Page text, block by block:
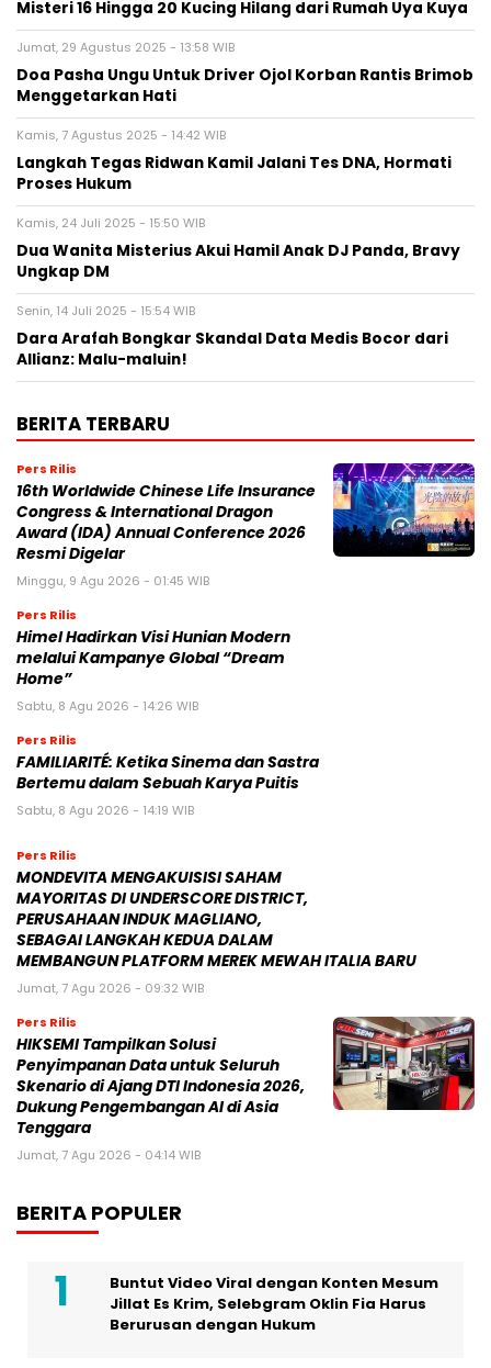
Langkah Tegas Ridwan Kamil Jalani Tes DNA, Hormati
Proses Hukum
Kamis, 24 Juli 2025 - 15:50 WIB
Dua Wanita Misterius Akui Hamil Anak DJ Panda, Bravy
Ungkap DM
Senin, 14 Juli 2025 - 15:54 WIB
Dara Arafah Bongkar Skandal Data Medis Bocor dari
Allianz: Malu-maluin!
BERITA TERBARU
Pers Rilis
16th Worldwide Chinese Life Insurance
Congress & International Dragon
Award (IDA) Annual Conference 2026
Minggu, 9 Agu 2026 - 01:45 WIB
Pers Rilis
Himel Hadirkan Visi Hunian Modern
melalui Kampanye Global “Dream
Home”
Sabtu, 8 Agu 2026 - 14:26 WIB
Pers Rilis
FAMILIARITÉ: Ketika Sinema dan Sastra
Bertemu dalam Sebuah Karya Puitis
Sabtu, 8 Agu 2026 - 14:19 WIB
Pers Rilis
MAYORITAS DI UNDERSCORE DISTRICT,
PERUSAHAAN INDUK MAGLIANO,
SEBAGAI LANGKAH KEDUA DALAM
MEMBANGUN PLATFORM MEREK MEWAH ITALIA BARU
Pers Rilis
HIKSEMI Tampilkan Solusi
Penyimpanan Data untuk Seluruh
Skenario di Ajang DTI Indonesia 2026,
Dukung Pengembangan AI di Asia
BERITA POPULER
Jillat Es Krim, Selebgram Oklin Fia Harus
Synagie Luncurkan Geene 2.0 – BytePlus,